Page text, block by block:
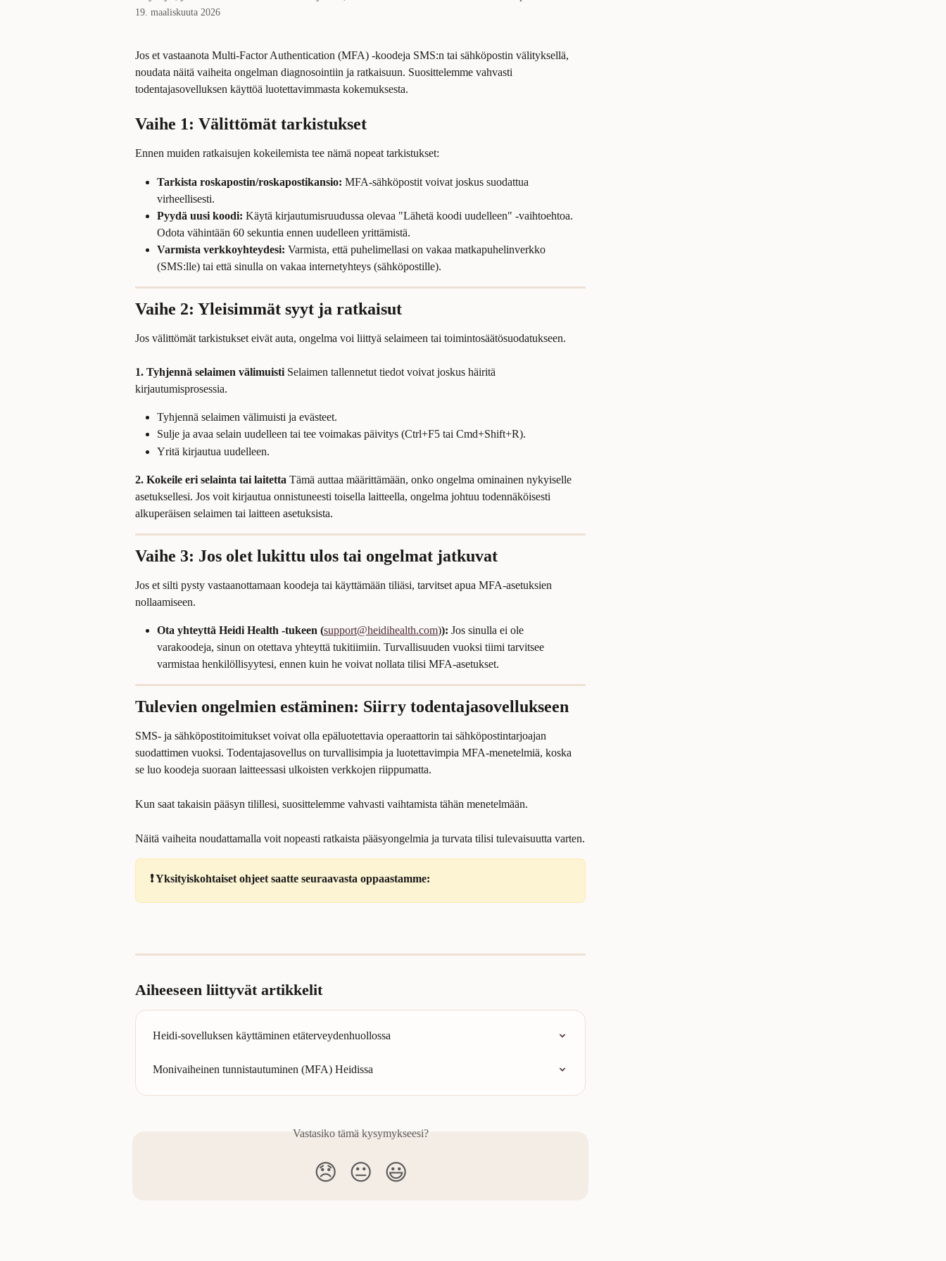
19. maaliskuuta 2026
Jos et vastaanota Multi-Factor Authentication (MFA) -koodeja SMS:n tai sähköpostin välityksellä,
noudata näitä vaiheita ongelman diagnosointiin ja ratkaisuun. Suosittelemme vahvasti
todentajasovelluksen käyttöä luotettavimmasta kokemuksesta.
Vaihe 1: Välittömät tarkistukset
Ennen muiden ratkaisujen kokeilemista tee nämä nopeat tarkistukset:
Tarkista roskapostin/roskapostikansio: MFA-sähköpostit voivat joskus suodattua
virheellisesti.
Pyydä uusi koodi: Käytä kirjautumisruudussa olevaa "Lähetä koodi uudelleen" -vaihtoehtoa.
Odota vähintään 60 sekuntia ennen uudelleen yrittämistä.
Varmista verkkoyhteydesi: Varmista, että puhelimellasi on vakaa matkapuhelinverkko
(SMS:lle) tai että sinulla on vakaa internetyhteys (sähköpostille).
Vaihe 2: Yleisimmät syyt ja ratkaisut
Jos välittömät tarkistukset eivät auta, ongelma voi liittyä selaimeen tai toimintosäätösuodatukseen.
1. Tyhjennä selaimen välimuisti Selaimen tallennetut tiedot voivat joskus häiritä
kirjautumisprosessia.
Tyhjennä selaimen välimuisti ja evästeet.
Sulje ja avaa selain uudelleen tai tee voimakas päivitys (Ctrl+F5 tai Cmd+Shift+R).
Yritä kirjautua uudelleen.
2. Kokeile eri selainta tai laitetta Tämä auttaa määrittämään, onko ongelma ominainen nykyiselle
asetuksellesi. Jos voit kirjautua onnistuneesti toisella laitteella, ongelma johtuu todennäköisesti
alkuperäisen selaimen tai laitteen asetuksista.
Vaihe 3: Jos olet lukittu ulos tai ongelmat jatkuvat
Jos et silti pysty vastaanottamaan koodeja tai käyttämään tiliäsi, tarvitset apua MFA-asetuksien
nollaamiseen.
Ota yhteyttä Heidi Health -tukeen (support@heidihealth.com)): Jos sinulla ei ole
varakoodeja, sinun on otettava yhteyttä tukitiimiin. Turvallisuuden vuoksi tiimi tarvitsee
varmistaa henkilöllisyytesi, ennen kuin he voivat nollata tilisi MFA-asetukset.
Tulevien ongelmien estäminen: Siirry todentajasovellukseen
SMS- ja sähköpostitoimitukset voivat olla epäluotettavia operaattorin tai sähköpostintarjoajan
suodattimen vuoksi. Todentajasovellus on turvallisimpia ja luotettavimpia MFA-menetelmiä, koska
se luo koodeja suoraan laitteessasi ulkoisten verkkojen riippumatta.
Kun saat takaisin pääsyn tilillesi, suosittelemme vahvasti vaihtamista tähän menetelmään.
Näitä vaiheita noudattamalla voit nopeasti ratkaista pääsyongelmia ja turvata tilisi tulevaisuutta varten.
❗ Yksityiskohtaiset ohjeet saatte seuraavasta oppaastamme:
Aiheeseen liittyvät artikkelit
Heidi-sovelluksen käyttäminen etäterveydenhuollossa
Monivaiheinen tunnistautuminen (MFA) Heidissa
Vastasiko tämä kysymykseesi?
😞 😐 😃